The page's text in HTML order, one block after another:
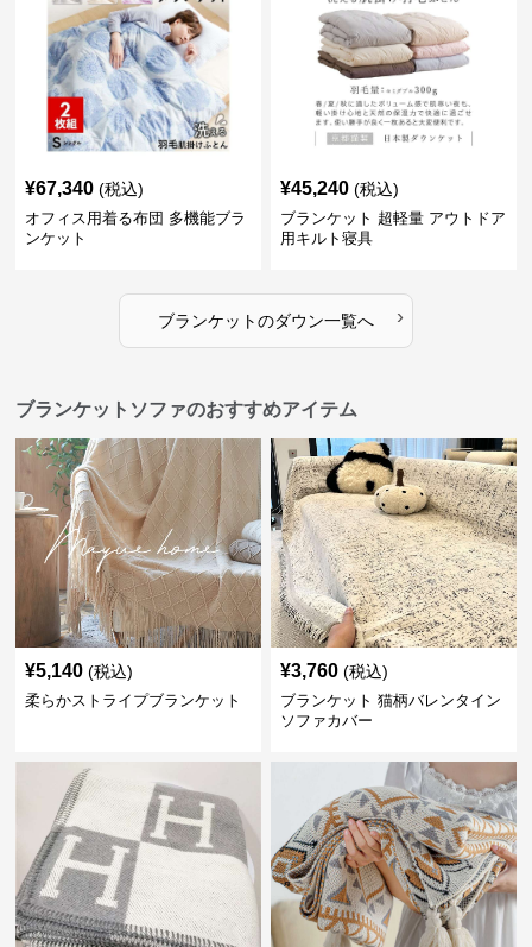
¥67,340 (税込)
オフィス用着る布団 多機能ブラ
ンケット
¥45,240 (税込)
ブランケット 超軽量 アウトドア
用キルト寝具
ブランケットのダウン一覧へ ›
ブランケットソファのおすすめアイテム
¥5,140 (税込)
柔らかストライプブランケット
¥3,760 (税込)
ブランケット 猫柄バレンタイン
ソファカバー